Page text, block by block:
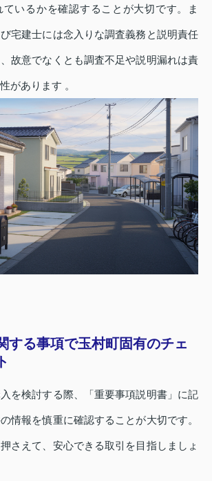
いるかを確認することが大切です。ま
宅建士には念入りな調査義務と説明責任
故意でなくとも調査不足や説明漏れは責
があります 。
する事項で玉村町固有のチェ
を検討する際、「重要事項説明書」に記
情報を慎重に確認することが大切です。
さえて、安心できる取引を目指しましょ